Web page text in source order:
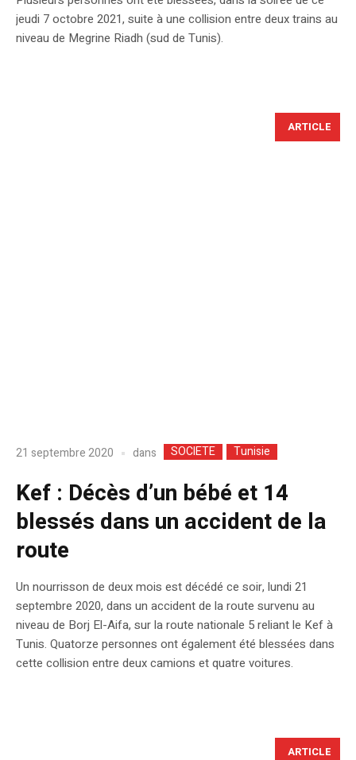
jeudi 7 octobre 2021, suite à une collision entre deux trains au
niveau de Megrine Riadh (sud de Tunis).
ARTICLE
21 septembre 2020 dans SOCIETE Tunisie
Kef : Décès d’un bébé et 14
blessés dans un accident de la
route
Un nourrisson de deux mois est décédé ce soir, lundi 21
septembre 2020, dans un accident de la route survenu au
niveau de Borj El-Aifa, sur la route nationale 5 reliant le Kef à
Tunis. Quatorze personnes ont également été blessées dans
cette collision entre deux camions et quatre voitures.
ARTICLE